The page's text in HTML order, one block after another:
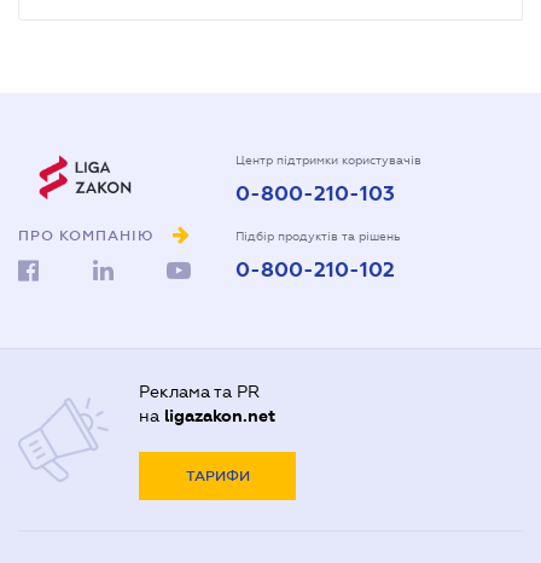
ПРО КОМПАНІЮ
Центр підтримки користувачів
0-800-210-103
Підбір продуктів та рішень
0-800-210-102
Реклама та PR
на ligazakon.net
ТАРИФИ